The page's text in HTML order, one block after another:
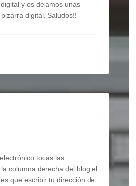
y os dejamos unas
digital. Saludos!!
todas las
columna derecha del blog el
que escribir tu dirección de